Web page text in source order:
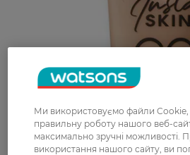
Ми використовуємо файли Cookie,
правильну роботу нашого веб-
максимально зручні можливості.
використання нашого сайту, ви